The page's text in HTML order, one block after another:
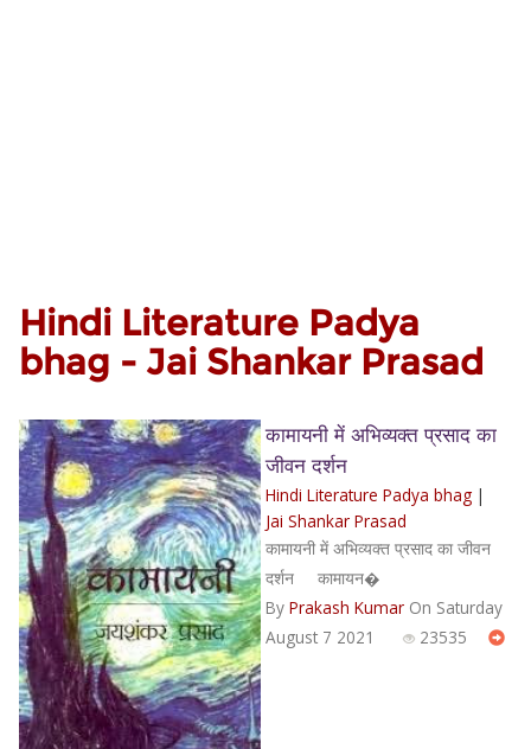
Hindi Literature Padya
bhag - Jai Shankar Prasad
कामायनी में अभिव्यक्त प्रसाद का
जीवन दर्शन
Hindi Literature Padya bhag|
Jai Shankar Prasad
कामायनी में अभिव्यक्त प्रसाद का जीवन
दर्शन कामायन�
By Prakash KumarOn Saturday
August 7 2021
23535